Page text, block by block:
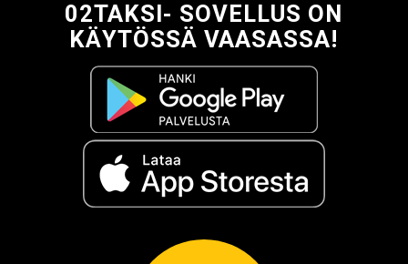
02TAKSI- SOVELLUS ON
KÄYTÖSSÄ VAASASSA!